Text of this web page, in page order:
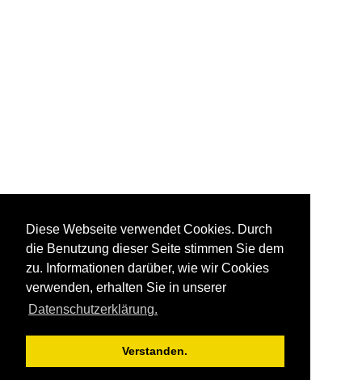
Diese Webseite verwendet Cookies. Durch
die Benutzung dieser Seite stimmen Sie dem
zu. Informationen darüber, wie wir Cookies
verwenden, erhalten Sie in unserer
Datenschutzerklärung.
Verstanden.